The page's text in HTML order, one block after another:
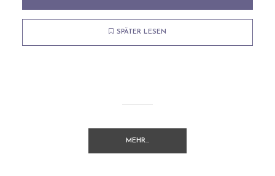
SPÄTER LESEN
MEHR…